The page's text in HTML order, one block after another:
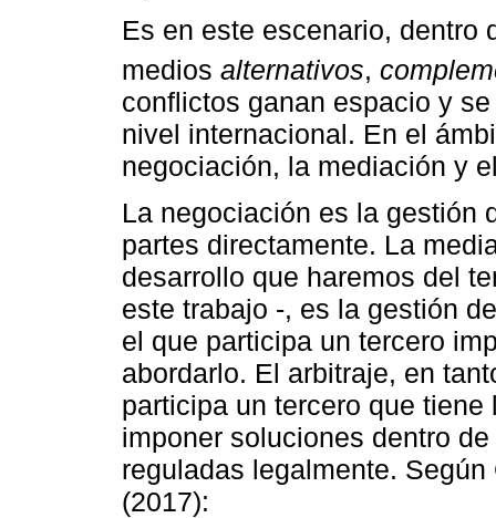
Es en este escenario, dentro
medios alternativos,
conflictos ganan espacio y
nivel internacional. En el
negociación, la mediación y
La negociación es la gestión
partes directamente. La
desarrollo que haremos del
este trabajo -, es la gestión
el que participa un tercero
abordarlo. El arbitraje, en
participa un tercero que
imponer soluciones dentro
reguladas legalmente.
(2017):